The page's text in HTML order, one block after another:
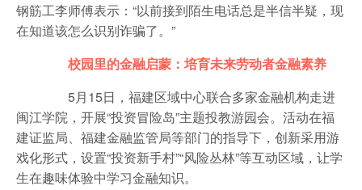
钢筋工李师傅表示：“以前接到陌生电话总是半信半疑，现
在知道该怎么识别诈骗了。”
校园里的金融启蒙：培育未来劳动者金融素养
5月15日，福建区域中心联合多家金融机构走进
闽江学院，开展“投资冒险岛”主题投教游园会。活动在福
建证监局、福建金融监管局等部门的指导下，创新采用游
戏化形式，设置“投资新手村”“风险丛林”等互动区域，让学
生在趣味体验中学习金融知识。